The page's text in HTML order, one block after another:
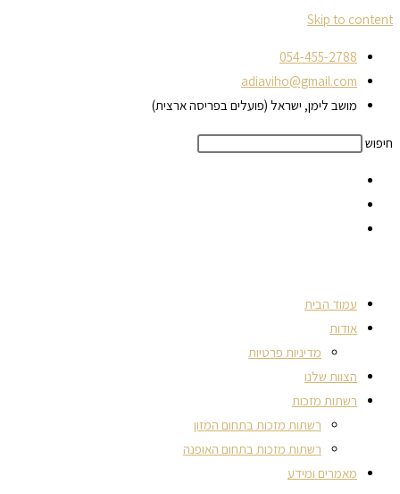
Skip to content
054-455-2788
adiaviho@gmail.com
מושב לימן, ישראל (פועלים בפריסה ארצית)
חיפוש
עמוד הבית
אודות
מדיניות פרטיות
הצוות שלנו
רשתות מזכות
רשתות מזכות בתחום המזון
רשתות מזכות בתחום האופנה
מאמרים ומידע